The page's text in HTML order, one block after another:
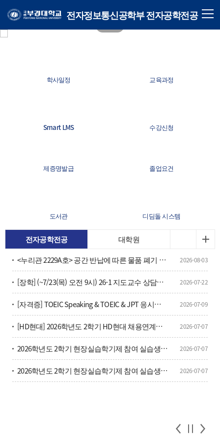
전자정보통신공학부 전자공학전공
학사일정 교육과정
Smart LMS 수강신청
제증명발급 졸업요건
도서관 디딤돌 시스템
전자공학전공
대학원
<누리관 2229A호> 공간 반납에 따른 물품 폐기 안내
2026-08-03
[장학] (~7/23(목) 오전 9시) 26-1 지도교수 상담횟수 확인 및 안내 2026-07-22
[자격증] TOEIC Speaking & TOEIC & JPT 응시료 할인 및 방법 안내(학부생, 대학원생 포함) 2026-07-09
[HD현대] 2026학년도 2학기 HD현대 채용연계형 현장실습학기제 모집 2026-07-07
2026학년도 2학기 현장실습학기제 참여 실습생 모집 안내 2026-07-07
2026학년도 2학기 현장실습학기제 참여 실습생 모집 안내 2026-07-07